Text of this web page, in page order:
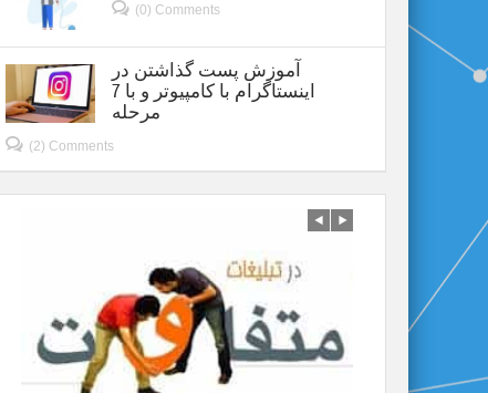
(0) Comments
آموزش پست گذاشتن در
اینستاگرام با کامپیوتر و با 7
مرحله
(2) Comments